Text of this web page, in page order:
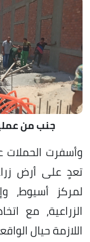
جنب من
وأسفرت الحملات
تعدٍ على أرض
لمركز أسيوط،
الزراعية، مع
اللازمة حيال